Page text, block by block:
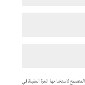
لاستخدامها المرة المقبلة في